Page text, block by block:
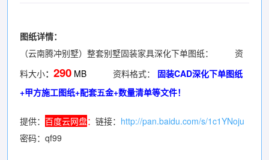
图纸详情：
（云南腾冲别墅）整套别墅固装家具深化下单图纸： 资
料大小： 290 MB 资料格式： 固装CAD深化下单图纸
+甲方施工图纸+配套五金+数量清单等文件！
提供： 百度云网盘： 链接： http://pan.baidu.com/s/1c1YNoju
密码：qf99